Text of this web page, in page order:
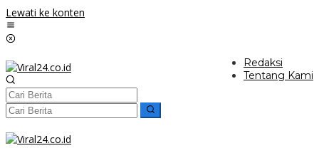
Lewati ke konten
Redaksi
Tentang Kami